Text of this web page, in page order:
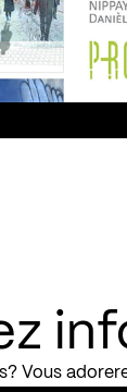
Vous